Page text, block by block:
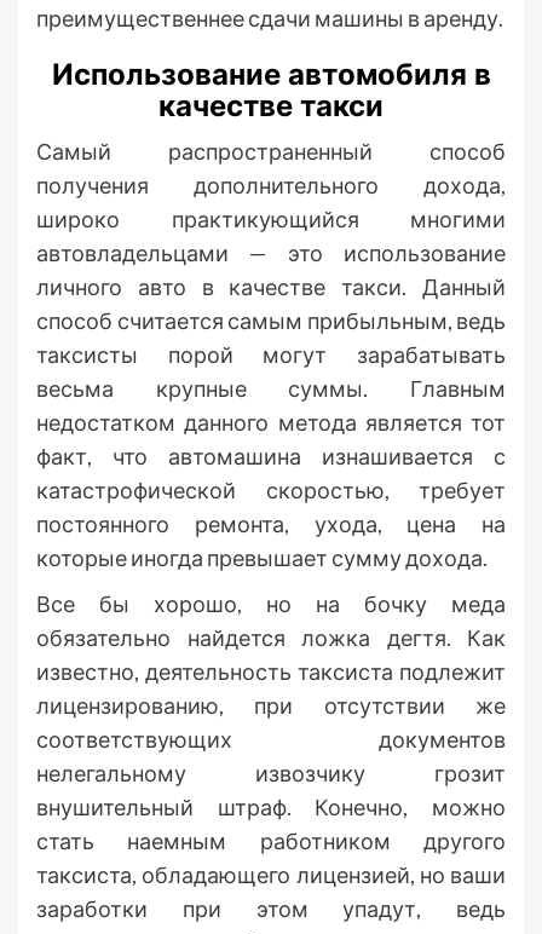
преимущественнее сдачи машины в аренду.
Использование автомобиля в
качестве такси
Самый распространенный способ
получения дополнительного дохода,
широко практикующийся многими
автовладельцами — это использование
личного авто в качестве такси. Данный
способ считается самым прибыльным, ведь
таксисты порой могут зарабатывать
весьма крупные суммы. Главным
недостатком данного метода является тот
факт, что автомашина изнашивается с
катастрофической скоростью, требует
постоянного ремонта, ухода, цена на
которые иногда превышает сумму дохода.
Все бы хорошо, но на бочку меда
обязательно найдется ложка дегтя. Как
известно, деятельность таксиста подлежит
лицензированию, при отсутствии же
соответствующих документов
нелегальному извозчику грозит
внушительный штраф. Конечно, можно
стать наемным работником другого
таксиста, обладающего лицензией, но ваши
заработки при этом упадут, ведь